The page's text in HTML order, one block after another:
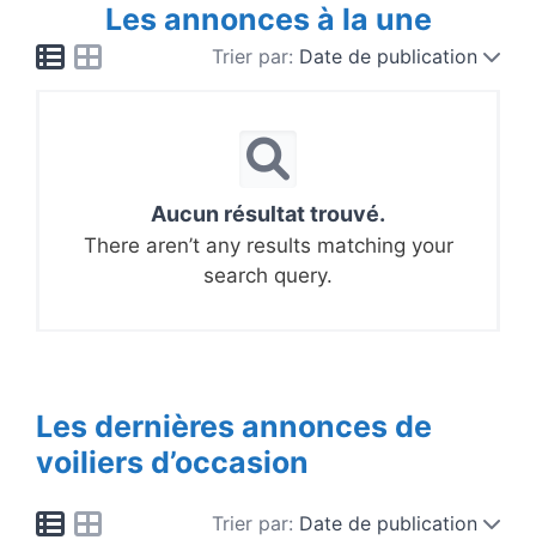
Les annonces à la une
Trier par: Date de publication
Aucun résultat trouvé.
There aren’t any results matching your
search query.
Les dernières annonces de
voiliers d’occasion
Trier par: Date de publication